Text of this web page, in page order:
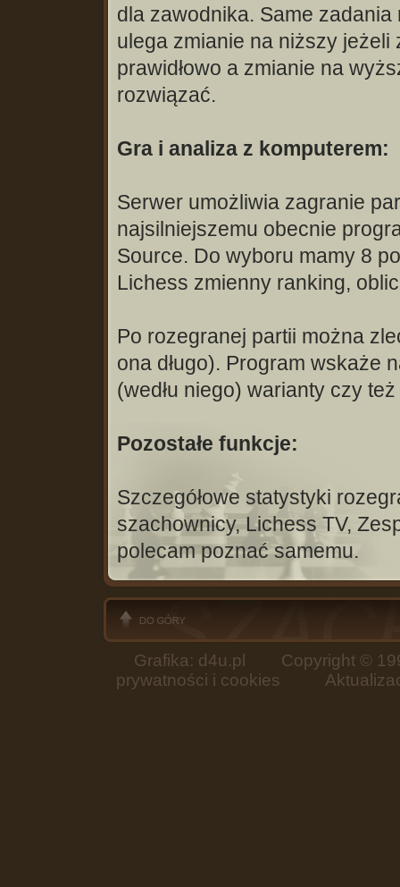
dla zawodnika. Same
ulega zmianie na niższy jeżeli
prawidłowo a zmianie na
rozwiązać.
Gra i analiza z komputerem:
Serwer umożliwia zagranie
najsilniejszemu obecnie
Source. Do wyboru mamy 8
Lichess zmienny ranking,
Po rozegranej partii można
ona długo). Program wskaże
(wedłu niego) warianty czy
Pozostałe funkcje:
Szczegółowe statystyki
szachownicy, Lichess TV,
polecam poznać samemu.
Grafika: d4u.pl
Copyright ©
prywatności i cookies